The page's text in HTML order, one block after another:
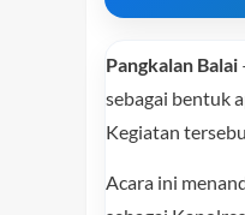
Pangkalan Balai
sebagai bentuk
Kegiatan
Acara ini